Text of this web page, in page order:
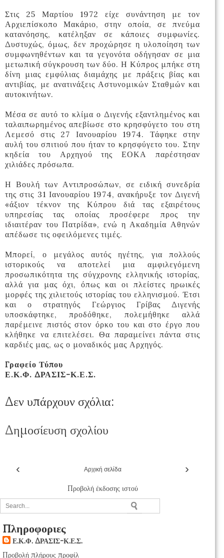
Στις 25 Μαρτίου 1972 είχε συνάντηση με τον
Αρχιεπίσκοπο Μακάριο, στην οποία, σε πνεύμα
κατανόησης, κατέληξαν σε κάποιες συμφωνίες.
Δυστυχώς, όμως, δεν προχώρησε η υλοποίηση των
συμφωνηθέντων και τα γεγονότα οδήγησαν σε μια
μετωπική σύγκρουση των δύο. Η Κύπρος μπήκε στη
δίνη μιας εμφύλιας διαμάχης με πράξεις βίας και
αντιβίας, με ανατινάξεις Αστυνομικών Σταθμών και
αυτοκινήτων.
Μέσα σε αυτό το κλίμα ο Διγενής εξαντλημένος και
ταλαιπωρημένος απεβίωσε στο κρησφύγετο του στη
Λεμεσό στις 27 Ιανουαρίου 1974. Τάφηκε στην
αυλή του σπιτιού που ήταν το κρησφύγετο του. Στην
κηδεία του Αρχηγού της ΕΟΚΑ παρέστησαν
χιλιάδες πρόσωπα.
Η Βουλή των Αντιπροσώπων, σε ειδική συνεδρία
της στις 31 Ιανουαρίου 1974, ανακήρυξε τον Διγενή
«άξιον τέκνον της Κύπρου διά τας εξαιρέτους
υπηρεσίας τας οποίας προσέφερε προς την
ιδιαιτέραν του Πατρίδα», ενώ η Ακαδημία Αθηνών
απέδωσε τις οφειλόμενες τιμές.
Μπορεί, ο μεγάλος αυτός ηγέτης, για πολλούς
ιστορικούς να αποτελεί μια αμφιλεγόμενη
προσωπικότητα της σύγχρονης ελληνικής ιστορίας,
αλλά για μας όχι, όπως και οι πλείστες ηρωικές
μορφές της χιλιετούς ιστορίας του ελληνισμού. Έτσι
και ο στρατηγός Γεώργιος Γρίβας Διγενής
υποσκάφτηκε, προδόθηκε, πολεμήθηκε αλλά
παρέμεινε πιστός στον όρκο του και στο έργο που
κλήθηκε να επιτελέσει. Θα παραμείνει πάντα στις
καρδιές μας, ως ο μοναδικός μας Αρχηγός.
Γραφείο Τύπου
Ε.Κ.Φ. ΔΡΑΣΙΣ-Κ.Ε.Σ.
Δεν υπάρχουν σχόλια:
Δημοσίευση σχολίου
‹ ›
Αρχική σελίδα
Προβολή έκδοσης ιστού
Πληροφοριες
Ε.Κ.Φ. ΔΡΑΣΙΣ-Κ.Ε.Σ.
Προβολή πλήρους προφίλ